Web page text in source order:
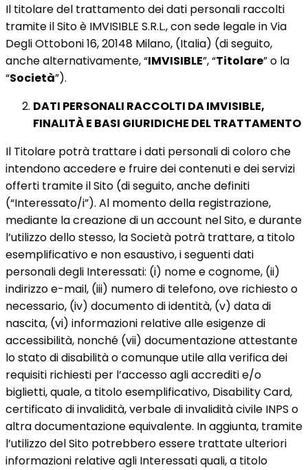
Il titolare del trattamento dei dati personali raccolti
tramite il Sito è IMVISIBLE S.R.L., con sede legale in Via
Degli Ottoboni 16, 20148 Milano, (Italia) (di seguito,
anche alternativamente, “IMVISIBLE”, “Titolare” o la
“Società”).
DATI PERSONALI RACCOLTI DA IMVISIBLE,
FINALITÀ E BASI GIURIDICHE DEL TRATTAMENTO
Il Titolare potrà trattare i dati personali di coloro che
intendono accedere e fruire dei contenuti e dei servizi
offerti tramite il Sito (di seguito, anche definiti
(“Interessato/i”). Al momento della registrazione,
mediante la creazione di un account nel Sito, e durante
l’utilizzo dello stesso, la Società potrà trattare, a titolo
esemplificativo e non esaustivo, i seguenti dati
personali degli Interessati: (i) nome e cognome, (ii)
indirizzo e-mail, (iii) numero di telefono, ove richiesto o
necessario, (iv) documento di identità, (v) data di
nascita, (vi) informazioni relative alle esigenze di
accessibilità, nonché (vii) documentazione attestante
lo stato di disabilità o comunque utile alla verifica dei
requisiti richiesti per l’accesso agli accrediti e/o
biglietti, quale, a titolo esemplificativo, Disability Card,
certificato di invalidità, verbale di invalidità civile INPS o
altra documentazione equivalente. In aggiunta, tramite
l’utilizzo del Sito potrebbero essere trattate ulteriori
informazioni relative agli Interessati quali, a titolo